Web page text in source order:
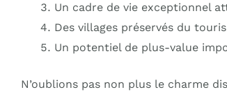
Un cadre de vie exceptionnel
Des villages préservés du
Un potentiel de plus-value
N’oublions pas non plus le charme